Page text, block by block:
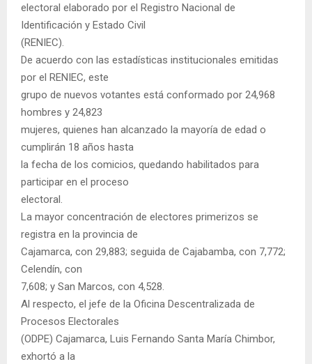
electoral elaborado por el Registro Nacional de
Identificación y Estado Civil
(RENIEC).
De acuerdo con las estadísticas institucionales emitidas
por el RENIEC, este
grupo de nuevos votantes está conformado por 24,968
hombres y 24,823
mujeres, quienes han alcanzado la mayoría de edad o
cumplirán 18 años hasta
la fecha de los comicios, quedando habilitados para
participar en el proceso
electoral.
La mayor concentración de electores primerizos se
registra en la provincia de
Cajamarca, con 29,883; seguida de Cajabamba, con 7,772;
Celendín, con
7,608; y San Marcos, con 4,528.
Al respecto, el jefe de la Oficina Descentralizada de
Procesos Electorales
(ODPE) Cajamarca, Luis Fernando Santa María Chimbor,
exhortó a la